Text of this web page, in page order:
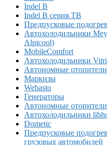
Indel B
Indel B серия TB
Предпусковые
Автохолодильники
Alpicool)
MobileComfort
Автохолодильники
Автономные
Маркизы
Webasto
Генераторы
Автономные
Автохолодильники
Dometic
Предпусковые
грузовых автомобилей